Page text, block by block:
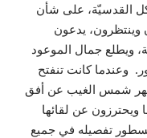
القدسيّة، على شأن
وينتظرون، يدعون
ويطلع جمال الموعود
وعندما كانت تنفتح
شمس الغيب عن أفق
ويحترزون عن لقائها
تفصيله في جميع